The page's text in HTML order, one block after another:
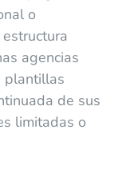
o
agencias
plantillas
de sus
limitadas o